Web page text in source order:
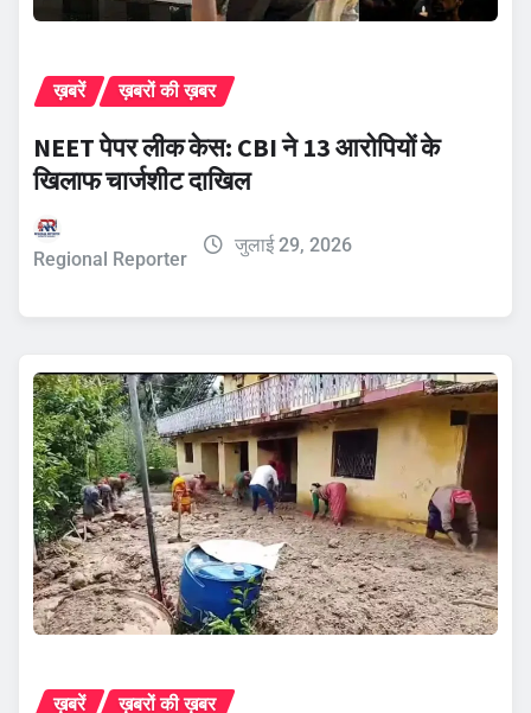
ख़बरें ख़बरों की ख़बर
NEET पेपर लीक केस: CBI ने 13 आरोपियों के
खिलाफ चार्जशीट दाखिल
Regional Reporter
जुलाई 29, 2026
ख़बरें ख़बरों की ख़बर